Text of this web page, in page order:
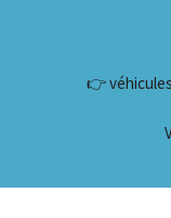
👉